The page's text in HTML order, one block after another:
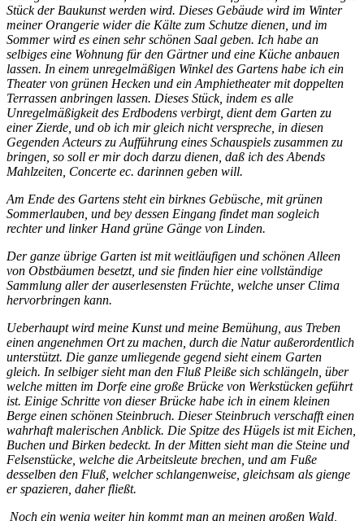
Stück der Baukunst werden wird. Dieses Gebäude wird im Winter
meiner Orangerie wider die Kälte zum Schutze dienen, und im
Sommer wird es einen sehr schönen Saal geben. Ich habe an
selbiges eine Wohnung für den Gärtner und eine Küche anbauen
lassen. In einem unregelmäßigen Winkel des Gartens habe ich ein
Theater von grünen Hecken und ein Amphietheater mit doppelten
Terrassen anbringen lassen. Dieses Stück, indem es alle
Unregelmäßigkeit des Erdbodens verbirgt, dient dem Garten zu
einer Zierde, und ob ich mir gleich nicht verspreche, in diesen
Gegenden Acteurs zu Aufführung eines Schauspiels zusammen zu
bringen, so soll er mir doch darzu dienen, daß ich des Abends
Mahlzeiten, Concerte ec. darinnen geben will.
Am Ende des Gartens steht ein birknes Gebüsche, mit grünen
Sommerlauben, und bey dessen Eingang findet man sogleich
rechter und linker Hand grüne Gänge von Linden.
Der ganze übrige Garten ist mit weitläufigen und schönen Alleen
von Obstbäumen besetzt, und sie finden hier eine vollständige
Sammlung aller der auserlesensten Früchte, welche unser Clima
hervorbringen kann.
Ueberhaupt wird meine Kunst und meine Bemühung, aus Treben
einen angenehmen Ort zu machen, durch die Natur außerordentlich
unterstützt. Die ganze umliegende gegend sieht einem Garten
gleich. In selbiger sieht man den Fluß Pleiße sich schlängeln, über
welche mitten im Dorfe eine große Brücke von Werkstücken geführt
ist. Einige Schritte von dieser Brücke habe ich in einem kleinen
Berge einen schönen Steinbruch. Dieser Steinbruch verschafft einen
wahrhaft malerischen Anblick. Die Spitze des Hügels ist mit Eichen,
Buchen und Birken bedeckt. In der Mitten sieht man die Steine und
Felsenstücke, welche die Arbeitsleute brechen, und am Fuße
desselben den Fluß, welcher schlangenweise, gleichsam als gienge
er spazieren, daher fließt.
Noch ein wenig weiter hin kommt man an meinen großen Wald,